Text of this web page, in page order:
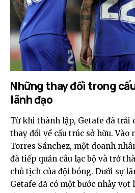
Những thay đổi trong
lãnh đạo
Từ khi thành lập, Getafe đã trải
thay đổi về cấu trúc sở hữu. Vào
Torres Sánchez, một doanh
đã tiếp quản câu lạc bộ và trở
chủ tịch của đội bóng. Dưới sự
Getafe đã có một bước nhảy